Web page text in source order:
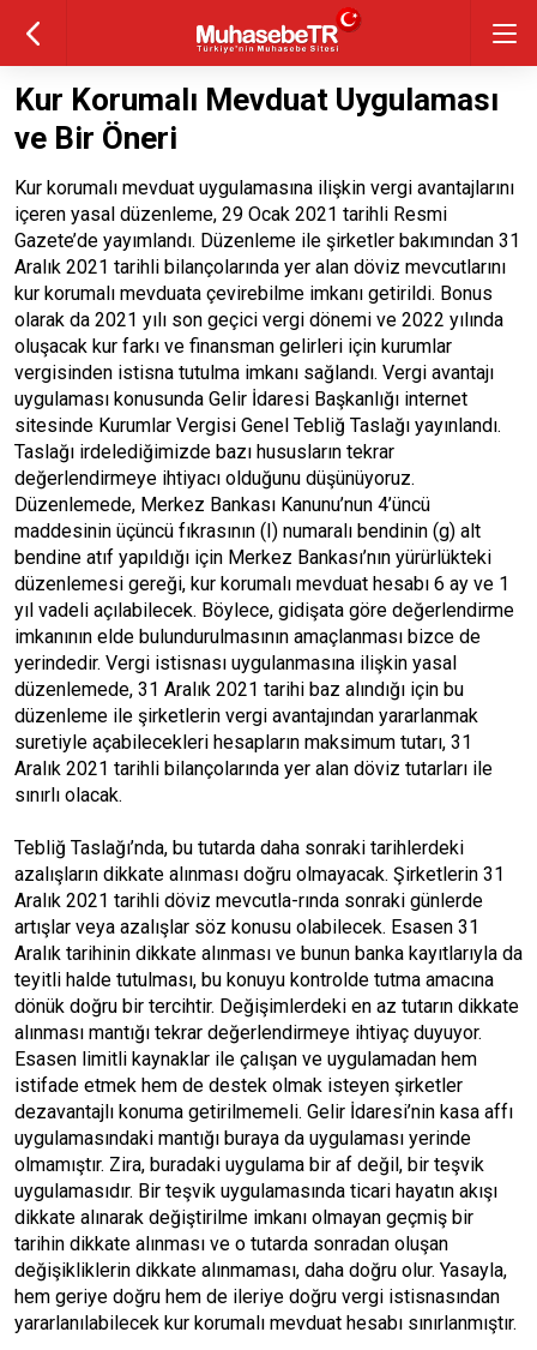
Kur Korumalı Mevduat Uygulaması
ve Bir Öneri
Kur korumalı mevduat uygulamasına ilişkin vergi avantajlarını
içeren yasal düzenleme, 29 Ocak 2021 tarihli Resmi
Gazete’de yayımlandı. Düzenleme ile şirketler bakımından 31
Aralık 2021 tarihli bilançolarında yer alan döviz mevcutlarını
kur korumalı mevduata çevirebilme imkanı getirildi. Bonus
olarak da 2021 yılı son geçici vergi dönemi ve 2022 yılında
oluşacak kur farkı ve finansman gelirleri için kurumlar
vergisinden istisna tutulma imkanı sağlandı. Vergi avantajı
uygulaması konusunda Gelir İdaresi Başkanlığı internet
sitesinde Kurumlar Vergisi Genel Tebliğ Taslağı yayınlandı.
Taslağı irdelediğimizde bazı hususların tekrar
değerlendirmeye ihtiyacı olduğunu düşünüyoruz.
Düzenlemede, Merkez Bankası Kanunu’nun 4’üncü
maddesinin üçüncü fıkrasının (I) numaralı bendinin (g) alt
bendine atıf yapıldığı için Merkez Bankası’nın yürürlükteki
düzenlemesi gereği, kur korumalı mevduat hesabı 6 ay ve 1
yıl vadeli açılabilecek. Böylece, gidişata göre değerlendirme
imkanının elde bulundurulmasının amaçlanması bizce de
yerindedir. Vergi istisnası uygulanmasına ilişkin yasal
düzenlemede, 31 Aralık 2021 tarihi baz alındığı için bu
düzenleme ile şirketlerin vergi avantajından yararlanmak
suretiyle açabilecekleri hesapların maksimum tutarı, 31
Aralık 2021 tarihli bilançolarında yer alan döviz tutarları ile
sınırlı olacak.
Tebliğ Taslağı’nda, bu tutarda daha sonraki tarihlerdeki
azalışların dikkate alınması doğru olmayacak. Şirketlerin 31
Aralık 2021 tarihli döviz mevcutla-rında sonraki günlerde
artışlar veya azalışlar söz konusu olabilecek. Esasen 31
Aralık tarihinin dikkate alınması ve bunun banka kayıtlarıyla da
teyitli halde tutulması, bu konuyu kontrolde tutma amacına
dönük doğru bir tercihtir. Değişimlerdeki en az tutarın dikkate
alınması mantığı tekrar değerlendirmeye ihtiyaç duyuyor.
Esasen limitli kaynaklar ile çalışan ve uygulamadan hem
istifade etmek hem de destek olmak isteyen şirketler
dezavantajlı konuma getirilmemeli. Gelir İdaresi’nin kasa affı
uygulamasındaki mantığı buraya da uygulaması yerinde
olmamıştır. Zira, buradaki uygulama bir af değil, bir teşvik
uygulamasıdır. Bir teşvik uygulamasında ticari hayatın akışı
dikkate alınarak değiştirilme imkanı olmayan geçmiş bir
tarihin dikkate alınması ve o tutarda sonradan oluşan
değişikliklerin dikkate alınmaması, daha doğru olur. Yasayla,
hem geriye doğru hem de ileriye doğru vergi istisnasından
yararlanılabilecek kur korumalı mevduat hesabı sınırlanmıştır.